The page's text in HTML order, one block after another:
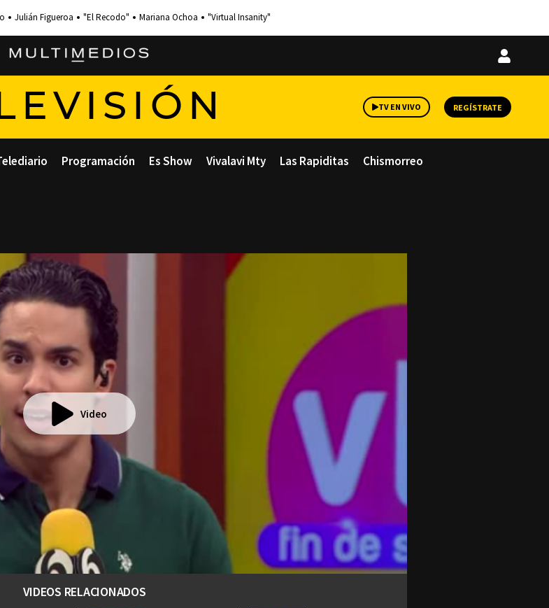
Julián Figueroa "El Recodo" Mariana Ochoa "Virtual Insanity"
Iniciar
TV EN VIVO REGÍSTRATE
Programación Es Show Vivalavi Mty Las Rapiditas Chismorreo
Video
VIDEOS RELACIONADOS